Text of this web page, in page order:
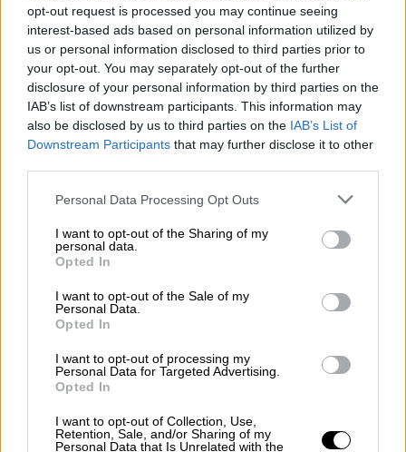
opt-out request is processed you may continue seeing
interest-based ads based on personal information utilized by
us or personal information disclosed to third parties prior to
your opt-out. You may separately opt-out of the further
disclosure of your personal information by third parties on the
IAB’s list of downstream participants. This information may
also be disclosed by us to third parties on the IAB’s List of
Downstream Participants that may further disclose it to other
Personal Data Processing Opt Outs
I want to opt-out of the Sharing of my
personal data.
Opted In
I want to opt-out of the Sale of my
Personal Data.
Opted In
I want to opt-out of processing my
Personal Data for Targeted Advertising.
Opted In
I want to opt-out of Collection, Use,
Retention, Sale, and/or Sharing of my
Personal Data that Is Unrelated with the
Esperamos que Pedro Sánchez
recupere el sentido de sus palabras
El Congreso aprueba definitivamente
las leyes de libertad sexual, de